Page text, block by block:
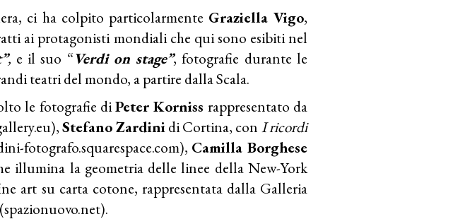
ci ha colpito particolarmente Graziella Vigo,
ai protagonisti mondiali che qui sono esibiti nel
, e il suo “Verdi on stage”, fotografie durante le
teatri del mondo, a partire dalla Scala.
le fotografie diPeter Korniss rappresentato da
Stefano Zardinidi Cortina, con I ricordi
fotografo.squarespace.com), Camilla Borghese
illumina la geometria delle linee della New-York
art su carta cotone, rappresentata dalla Galleria
spazionuovo.net).